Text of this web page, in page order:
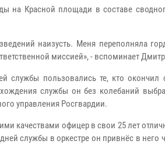
на Красной площади в составе
наизусть. Меня переполняла
миссией», - вспоминает
службы пользовались те, кто окончил
службы он без колебаний
управления Росгвардии.
качествами офицер в свои 25 лет
службы в оркестре он привнёс в него